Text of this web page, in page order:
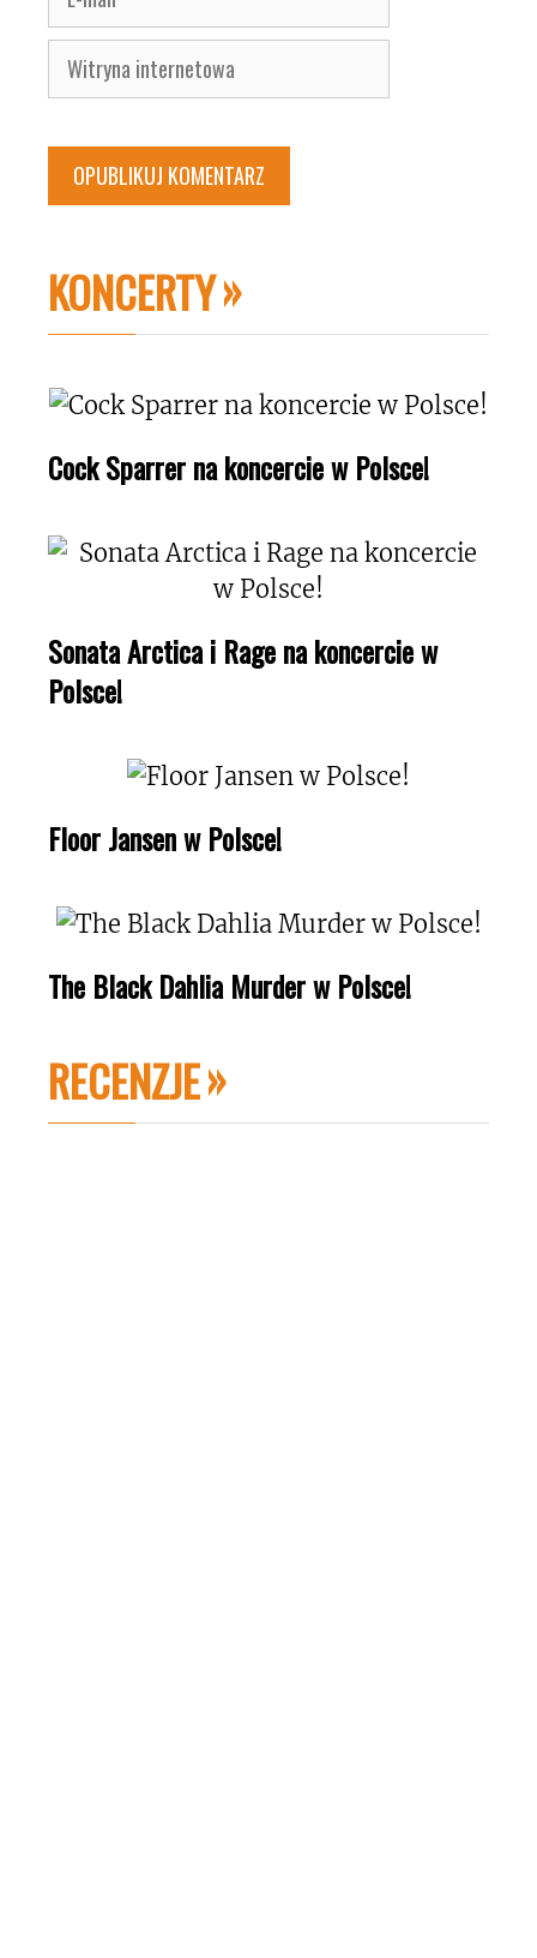
mail
Witryna
internetowa
KONCERTY
Cock Sparrer na koncercie w Polsce!
Sonata Arctica i Rage na koncercie w
Polsce!
Floor Jansen w Polsce!
The Black Dahlia Murder w Polsce!
RECENZJE